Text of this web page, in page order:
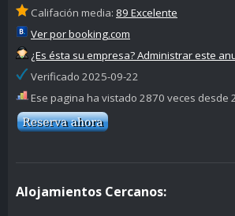
Califación media: 89 Excelente
Ver por booking.com
¿Es ésta su empresa? Administrar este
Verificado 2025-09-22
Ese pagina ha vistado 2870 veces desde
Alojamientos Cercanos: